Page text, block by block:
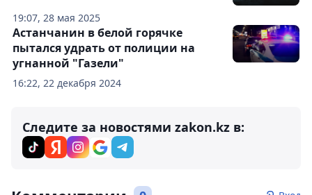
19:07, 28 мая 2025
16:22, 22 декабря 2024
Астанчанин в белой горячке
пытался удрать от полиции на
угнанной "Газели"
Следите за новостями zakon.kz в: